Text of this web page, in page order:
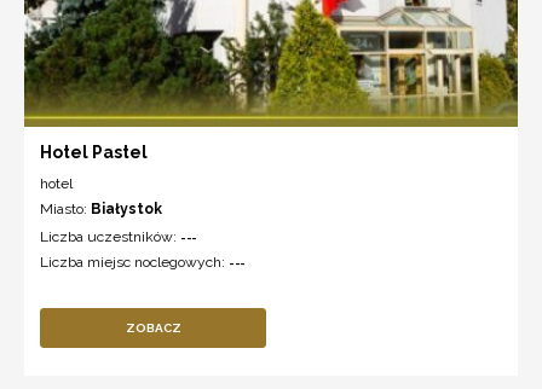
Hotel Pastel
hotel
Miasto: Białystok
Liczba uczestników: ---
Liczba miejsc noclegowych: ---
ZOBACZ